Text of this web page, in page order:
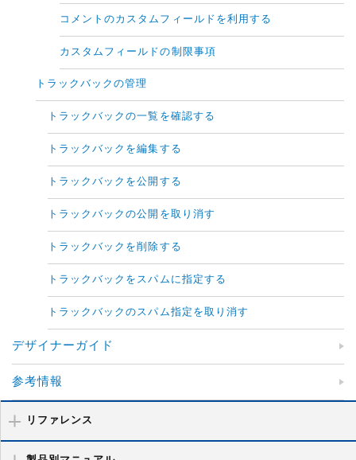
コメントのカスタムフィールドを利用する
カスタムフィールドの制限事項
トラックバックの管理
トラックバックの一覧を確認する
トラックバックを編集する
トラックバックを公開する
トラックバックの公開を取り消す
トラックバックを削除する
トラックバックをスパムに指定する
トラックバックのスパム指定を取り消す
デザイナーガイド
参考情報
リファレンス